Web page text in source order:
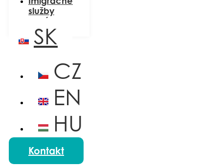
služby
O nás
Blog
SK
CZ
EN
HU
PL
Kontakt